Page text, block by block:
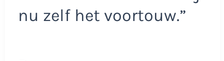
nu zelf het voortouw.”